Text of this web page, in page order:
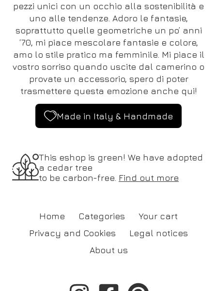
pezzi unici con un occhio alla sostenibilità e
uno alle tendenze. Adoro le fantasie,
soprattutto quelle geometriche un po’ anni
‘70, mi piace mescolare fantasie e colore,
amo lo stile pratico ma femminile. Mi piace il
vostro sorriso quando uscite dal camerino o
provate un accessorio, spero di poter
trasmettere questa emozione anche qui!
Made in Italy & Handmade
This eshop is green! We have adopted
a cedar tree
to be carbon-free. Find out more
Home Categories
Your cart
Privacy and Cookies
Legal notices
About us